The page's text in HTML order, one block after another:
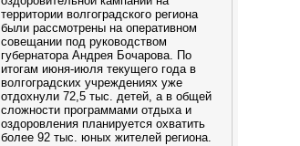
территории волгоградского региона
были рассмотрены на оперативном
совещании под руководством
губернатора Андрея Бочарова. По
итогам июня-июля текущего года в
волгоградских учреждениях уже
отдохнули 72,5 тыс. детей, а в общей
сложности программами отдыха и
оздоровления планируется охватить
более 92 тыс. юных жителей региона.